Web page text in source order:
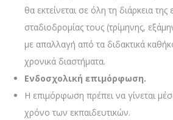
θα εκτείνεται σε όλη τη διάρκεια της
σταδιοδρομίας τους (τρίμηνης,
με απαλλαγή από τα διδακτικά
χρονικά διαστήματα.
Ενδοσχολική επιμόρφωση.
Η επιμόρφωση πρέπει να γίνεται
χρόνο των εκπαιδευτικών.